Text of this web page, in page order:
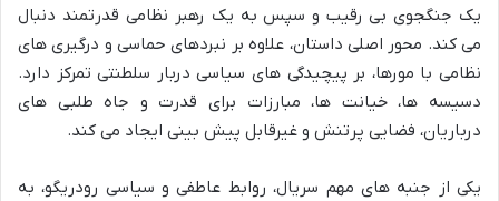
یک جنگجوی بی رقیب و سپس به یک رهبر نظامی قدرتمند دنبال
می کند. محور اصلی داستان، علاوه بر نبردهای حماسی و درگیری های
نظامی با مورها، بر پیچیدگی های سیاسی دربار سلطنتی تمرکز دارد.
دسیسه ها، خیانت ها، مبارزات برای قدرت و جاه طلبی های
درباریان، فضایی پرتنش و غیرقابل پیش بینی ایجاد می کند.
یکی از جنبه های مهم سریال، روابط عاطفی و سیاسی رودریگو، به